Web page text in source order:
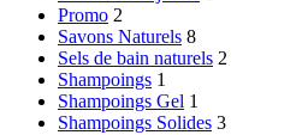
Promo 2
Savons Naturels 8
Sels de bain naturels 2
Shampoings 1
Shampoings Gel 1
Shampoings Solides 3